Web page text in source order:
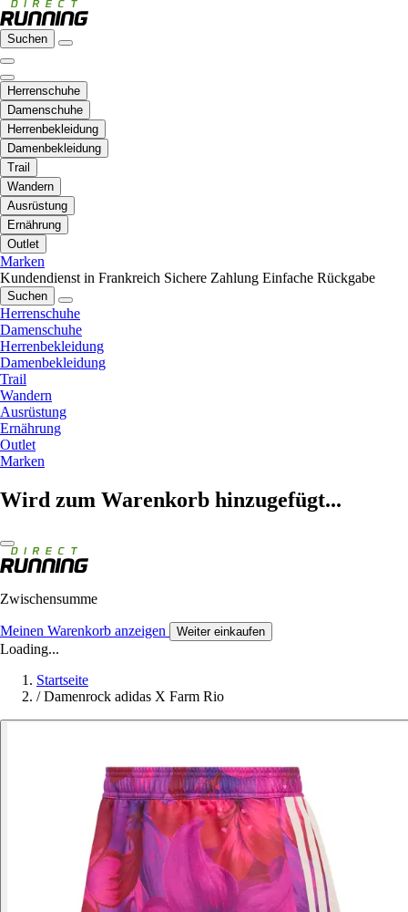
Suchen
Herrenschuhe
Damenschuhe
Herrenbekleidung
Damenbekleidung
Trail
Wandern
Ausrüstung
Ernährung
Outlet
Marken
Kundendienst in Frankreich Sichere Zahlung Einfache Rückgabe
Suchen
Herrenschuhe
Damenschuhe
Herrenbekleidung
Damenbekleidung
Trail
Wandern
Ausrüstung
Ernährung
Outlet
Marken
Wird zum Warenkorb hinzugefügt...
Zwischensumme
Meinen Warenkorb anzeigen Weiter einkaufen
Loading...
Startseite
/ Damenrock adidas X Farm Rio